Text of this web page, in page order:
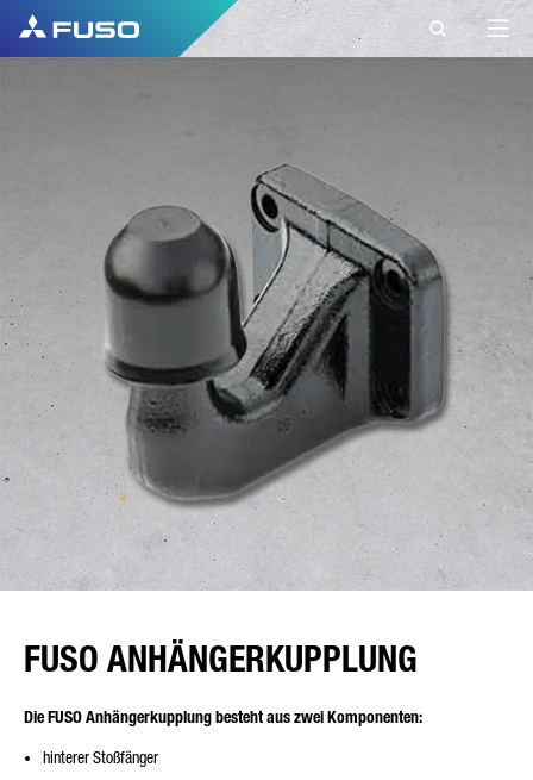
FUSO ANHÄNGERKUPPLUNG
Die FUSO Anhängerkupplung besteht aus zwei Komponenten:
hinterer Stoßfänger